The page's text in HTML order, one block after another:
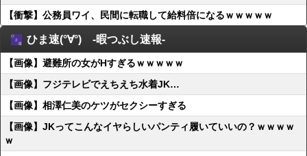
【衝撃】公務員ワイ、民間に転職して給料倍になるｗｗｗｗｗ
ひま速(°∀°) -暇つぶし速報-
【画像】避難所の女がHすぎるｗｗｗｗｗ
【画像】フジテレビでえちえち水着JK…
【画像】相澤仁美のケツがセクシーすぎる
【画像】JKってこんなイヤらしいパンティ履いていいの？ｗｗｗｗ
ｗ